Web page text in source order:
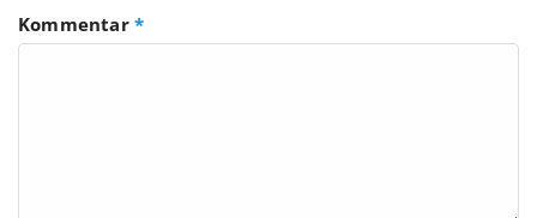
Kommentar *